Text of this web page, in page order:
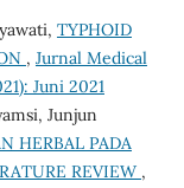
TYPHOID
, Jurnal Medical
Juni 2021
Junjun
HERBAL PADA
REVIEW ,